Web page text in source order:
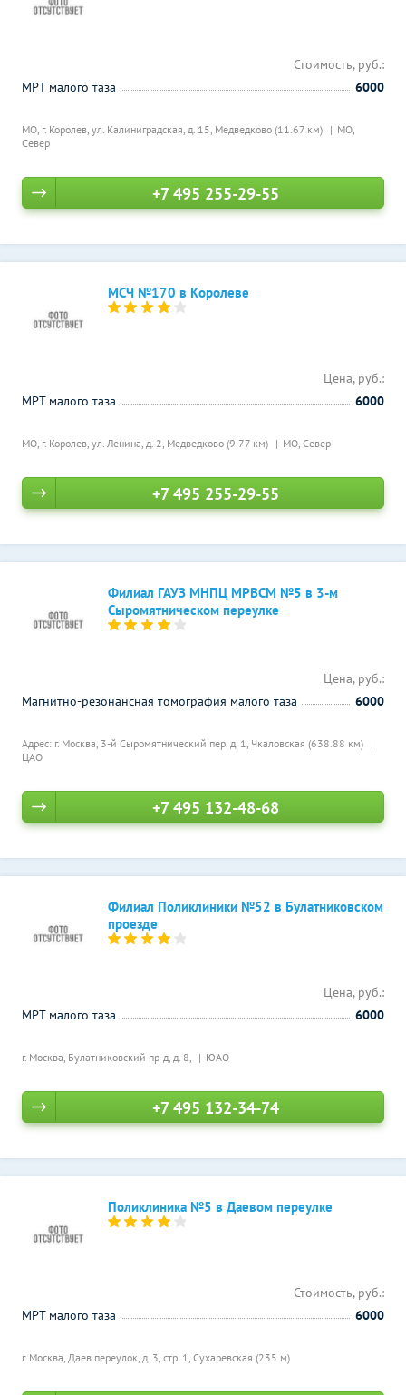
МО, г. Королев, ул. Калиниградская, д. 15, Медведково (11.67 км)
МО,
Север
Стоимость, руб.:
МРТ малого таза
6000
+7 495 255-29-55
МСЧ №170 в Королеве
МО, г. Королев, ул. Ленина, д. 2, Медведково (9.77 км) МО, Север
Цена, руб.:
МРТ малого таза
6000
+7 495 255-29-55
Филиал ГАУЗ МНПЦ МРВСМ №5 в 3-м
Сыромятническом переулке
Адрес: г. Москва, 3-й Сыромятнический пер. д. 1, Чкаловская (638.88 км)
ЦАО
Цена, руб.:
Магнитно-резонансная томография малого таза
6000
+7 495 132-48-68
Филиал Поликлиники №52 в Булатниковском
проезде
г. Москва, Булатниковский пр-д, д. 8, ЮАО
Цена, руб.:
МРТ малого таза
6000
+7 495 132-34-74
Поликлиника №5 в Даевом переулке
г. Москва, Даев переулок, д. 3, стр. 1, Сухаревская (235 м)
Стоимость, руб.:
МРТ малого таза
6000